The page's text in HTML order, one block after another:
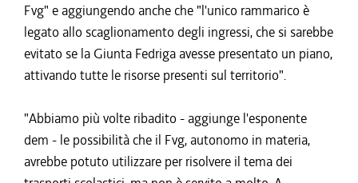
Fvg" e aggiungendo anche che "l'unico rammarico è
legato allo scaglionamento degli ingressi, che si sarebbe
evitato se la Giunta Fedriga avesse presentato un piano,
attivando tutte le risorse presenti sul territorio".
"Abbiamo più volte ribadito - aggiunge l'esponente
dem - le possibilità che il Fvg, autonomo in materia,
avrebbe potuto utilizzare per risolvere il tema dei